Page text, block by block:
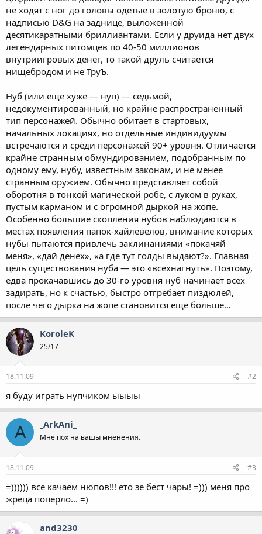
не ходят с ног до головы одетые в золотую броню, с
надписью D&G на заднице, выложенной
десятикаратными бриллиантами. Если у друида нет двух
легендарных питомцев по 40-50 миллионов
внутриигровых денег, то такой друль считается
нищебродом и не ТруЪ.
Нуб (или еще хуже — нуп) — седьмой,
недокументированный, но крайне распространенный
тип персонажей. Обычно обитает в стартовых,
начальных локациях, но отдельные индивидуумы
встречаются и среди персонажей 90+ уровня. Отличается
крайне странным обмундированием, подобранным по
одному ему, нубу, известным законам, и не менее
странным оружием. Обычно представляет собой
оборотня в тонкой магической робе, с луком в руках,
пустым карманом и с огромной дыркой на жопе.
Особенно большие скопления нубов наблюдаются в
местах появления папок-хайлевелов, внимание которых
нубы пытаются привлечь заклинаниями «покачяй
меня», «дай денех», «а где тут голды выдают?». Главная
цель существования нуба — это «всехнагнуть». Поэтому,
едва прокачавшись до 30-го уровня нуб начинает всех
задирать, но к счастью, быстро отгребает пиздюлей,
после чего дырка на жопе становится еще больше…
KoroleK
25/17
18.11.09 #2
я буду играть нупчиком ыыыы
A _ArkAni_
Мне пох на вашы мненения.
18.11.09 #3
=)))))) все качаем нюпов!!! ето зе бест чары! =))) меня про
жреца поперло... =)
and3230